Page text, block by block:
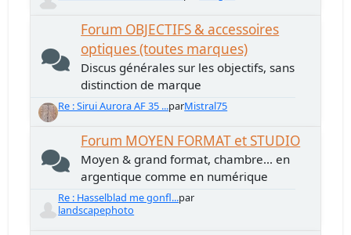
Forum OBJECTIFS & accessoires
optiques (toutes marques)
Discus générales sur les objectifs, sans
distinction de marque
Re : Sirui Aurora AF 35 ...parMistral75
Forum MOYEN FORMAT et STUDIO
Moyen & grand format, chambre... en
argentique comme en numérique
Re : Hasselblad me gonfl...par
landscapephoto